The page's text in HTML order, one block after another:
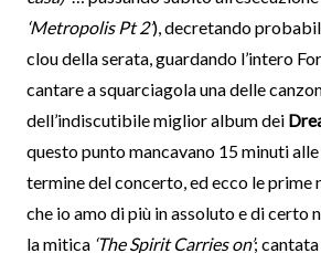
‘Metropolis Pt 2’), decretando
clou della serata, guardando l’intero
cantare a squarciagola una delle
dell’indiscutibile miglior album dei
questo punto mancavano 15 minuti
termine del concerto, ed ecco le prime
che io amo di più in assoluto e di certo
la mitica ‘The Spirit Carries on’;